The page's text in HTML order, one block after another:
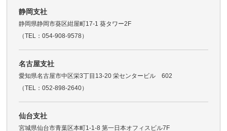
静岡支社
静岡県静岡市葵区紺屋町17-1 葵タワー2F
（TEL：054-908-9578）
名古屋支社
愛知県名古屋市中区栄3丁目13-20 栄センタービル 602
（TEL：052-898-2640）
仙台支社
宮城県仙台市青葉区本町1-1-8 第一日本オフィスビル7F